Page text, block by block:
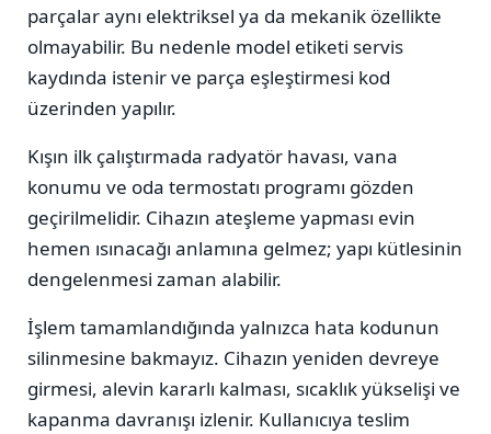
parçalar aynı elektriksel ya da mekanik özellikte
olmayabilir. Bu nedenle model etiketi servis
kaydında istenir ve parça eşleştirmesi kod
üzerinden yapılır.
Kışın ilk çalıştırmada radyatör havası, vana
konumu ve oda termostatı programı gözden
geçirilmelidir. Cihazın ateşleme yapması evin
hemen ısınacağı anlamına gelmez; yapı kütlesinin
dengelenmesi zaman alabilir.
İşlem tamamlandığında yalnızca hata kodunun
silinmesine bakmayız. Cihazın yeniden devreye
girmesi, alevin kararlı kalması, sıcaklık yükselişi ve
kapanma davranışı izlenir. Kullanıcıya teslim